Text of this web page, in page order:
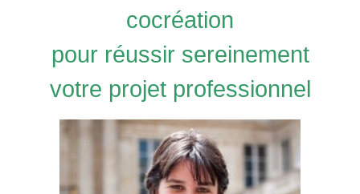
cocréation
pour réussir sereinement
votre projet professionnel